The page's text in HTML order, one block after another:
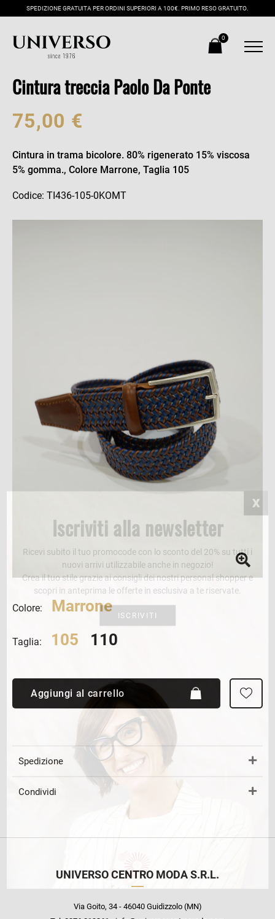
SPEDIZIONE GRATUITA PER ORDINI SUPERIORI A 100€. PRIMO RESO GRATUITO.
0
Cintura treccia Paolo Da Ponte
75,00 €
Cintura in trama bicolore. 80% rigenerato 15% viscosa
5% gomma., Colore Marrone, Taglia 105
Codice: TI436-105-0KOMT
Colore: Marrone
Taglia: 105 110
Aggiungi al carrello
Spedizione
Condividi
UNIVERSO CENTRO MODA S.R.L.
Via Goito, 34 - 46040 Guidizzolo (MN)
Iscriviti alla newsletter
Ricevi subito il tuo promocode con lo sconto del 20% su tutti i
nuovi arrivi utilizzabile anche in negozio!
Crea il tuo stile grazie ai consigli dei nostri personal shopper e
scopri in anteprima le offerte in esclusiva a te riservate.
ISCRIVITI